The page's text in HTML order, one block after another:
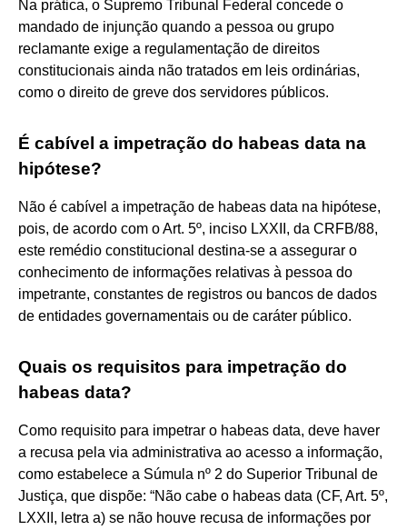
Na prática, o Supremo Tribunal Federal concede o
mandado de injunção quando a pessoa ou grupo
reclamante exige a regulamentação de direitos
constitucionais ainda não tratados em leis ordinárias,
como o direito de greve dos servidores públicos.
É cabível a impetração do habeas data na
hipótese?
Não é cabível a impetração de habeas data na hipótese,
pois, de acordo com o Art. 5º, inciso LXXII, da CRFB/88,
este remédio constitucional destina-se a assegurar o
conhecimento de informações relativas à pessoa do
impetrante, constantes de registros ou bancos de dados
de entidades governamentais ou de caráter público.
Quais os requisitos para impetração do
habeas data?
Como requisito para impetrar o habeas data, deve haver
a recusa pela via administrativa ao acesso a informação,
como estabelece a Súmula nº 2 do Superior Tribunal de
Justiça, que dispõe: “Não cabe o habeas data (CF, Art. 5º,
LXXII, letra a) se não houve recusa de informações por